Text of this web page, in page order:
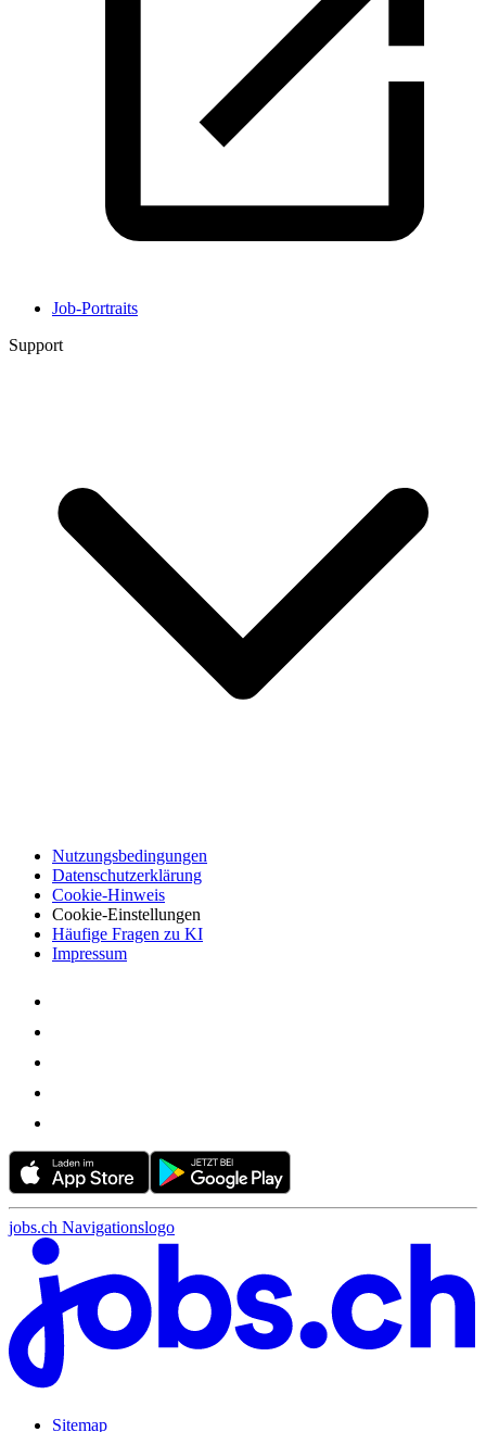
Job-Portraits
Support
Nutzungsbedingungen
Datenschutzerklärung
Cookie-Hinweis
Cookie-Einstellungen
Häufige Fragen zu KI
Impressum
jobs.ch Navigationslogo
Sitemap